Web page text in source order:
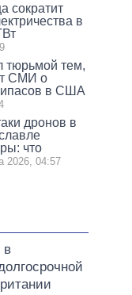
сократит
в
тюрьмой тем,
СМИ о
в США
дронов в
что
2026, 04:57
в